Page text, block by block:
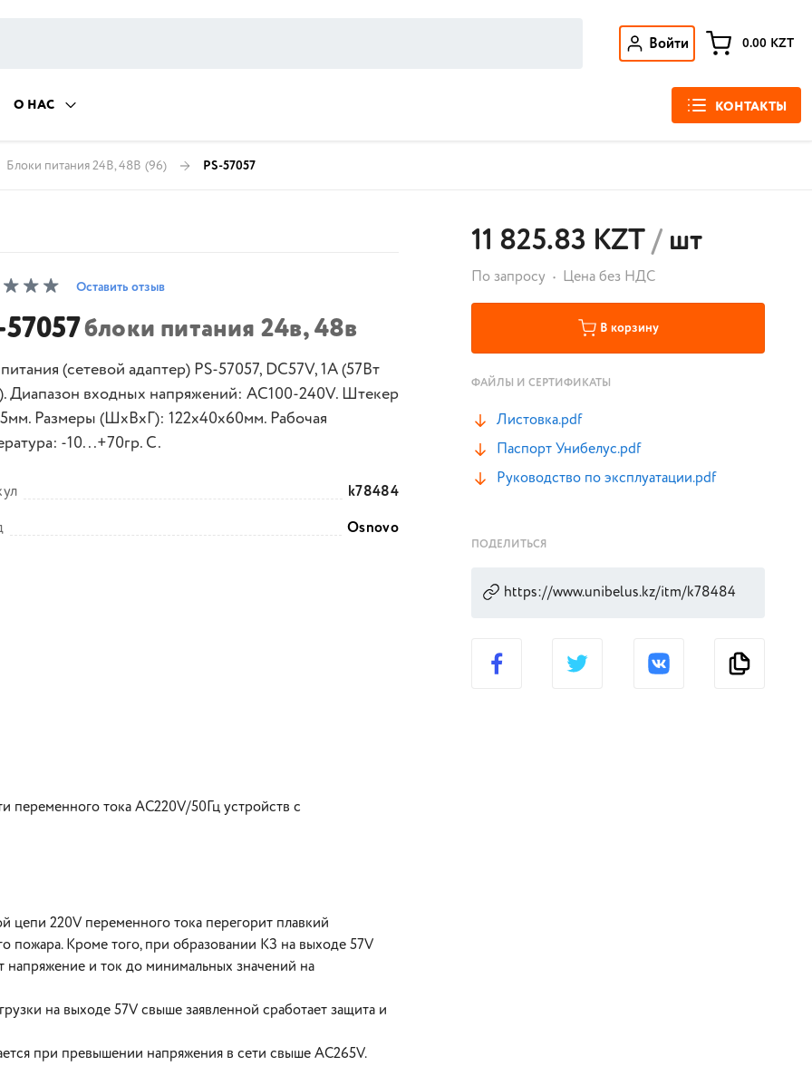
Войти 0.00 KZT
О НАС КОНТАКТЫ
Блоки питания 24В, 48В (96) PS-57057
Оставить отзыв
блоки питания 24в, 48в
(сетевой адаптер) PS-57057, DC57V, 1A (57Вт
Диапазон входных напряжений: AC100-240V. Штекер
Размеры (ШхВхГ): 122x40x60мм. Рабочая
-10...+70гр. С.
k78484
Osnovo
переменного тока AС220V/50Гц устройств c
220V переменного тока перегорит плавкий
пожара. Кроме того, при образовании КЗ на выходе 57V
напряжение и ток до минимальных значений на
на выходе 57V свыше заявленной сработает защита и
при превышении напряжения в сети свыше AC265V.
11 825.83 KZT/шт
По запросу Цена без НДС
В корзину
ФАЙЛЫ И СЕРТИФИКАТЫ
Листовка.pdf
Паспорт Унибелус.pdf
Руководство по эксплуатации.pdf
ПОДЕЛИТЬСЯ